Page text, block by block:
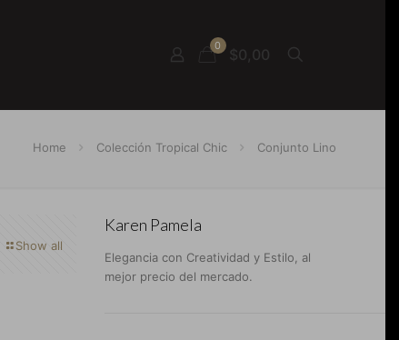
0 $0,00
Home Colección Tropical Chic Conjunto Lino
Show all
Karen Pamela
Elegancia con Creatividad y Estilo, al
mejor precio del mercado.